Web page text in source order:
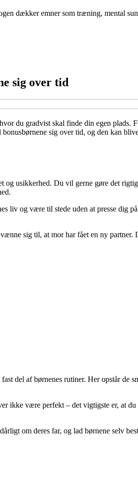
dækker emner som træning, mental
sig over tid
du gradvist skal finde din egen
sig over tid, og den kan
usikkerhed. Du vil gerne gøre det
liv og være til stede uden at presse dig
sig til, at mor har fået en ny partner.
del af børnenes rutiner. Her opstår
ikke være perfekt – det vigtigste er, at
om deres far, og lad børnene selv